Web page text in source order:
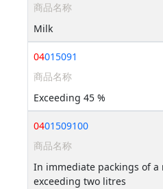
商品名称
Milk
04015091
商品名称
Exceeding 45 %
0401509100
商品名称
In immediate packings of
exceeding two litres